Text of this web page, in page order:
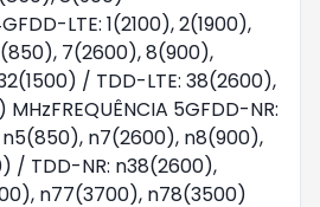
LTE: 1(2100), 2(1900),
7(2600), 8(900),
/ TDD-LTE: 38(2600),
5GFDD-NR:
n5(850), n7(2600), n8(900),
/ TDD-NR: n38(2600),
n77(3700), n78(3500)